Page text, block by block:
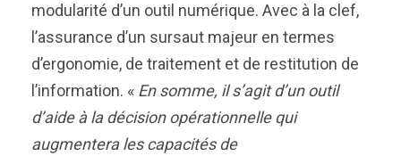
modularité d’un outil numérique. Avec à la clef,
l’assurance d’un sursaut majeur en termes
d’ergonomie, de traitement et de restitution de
l’information. « En somme, il s’agit d’un outil
d’aide à la décision opérationnelle qui
augmentera les capacités de